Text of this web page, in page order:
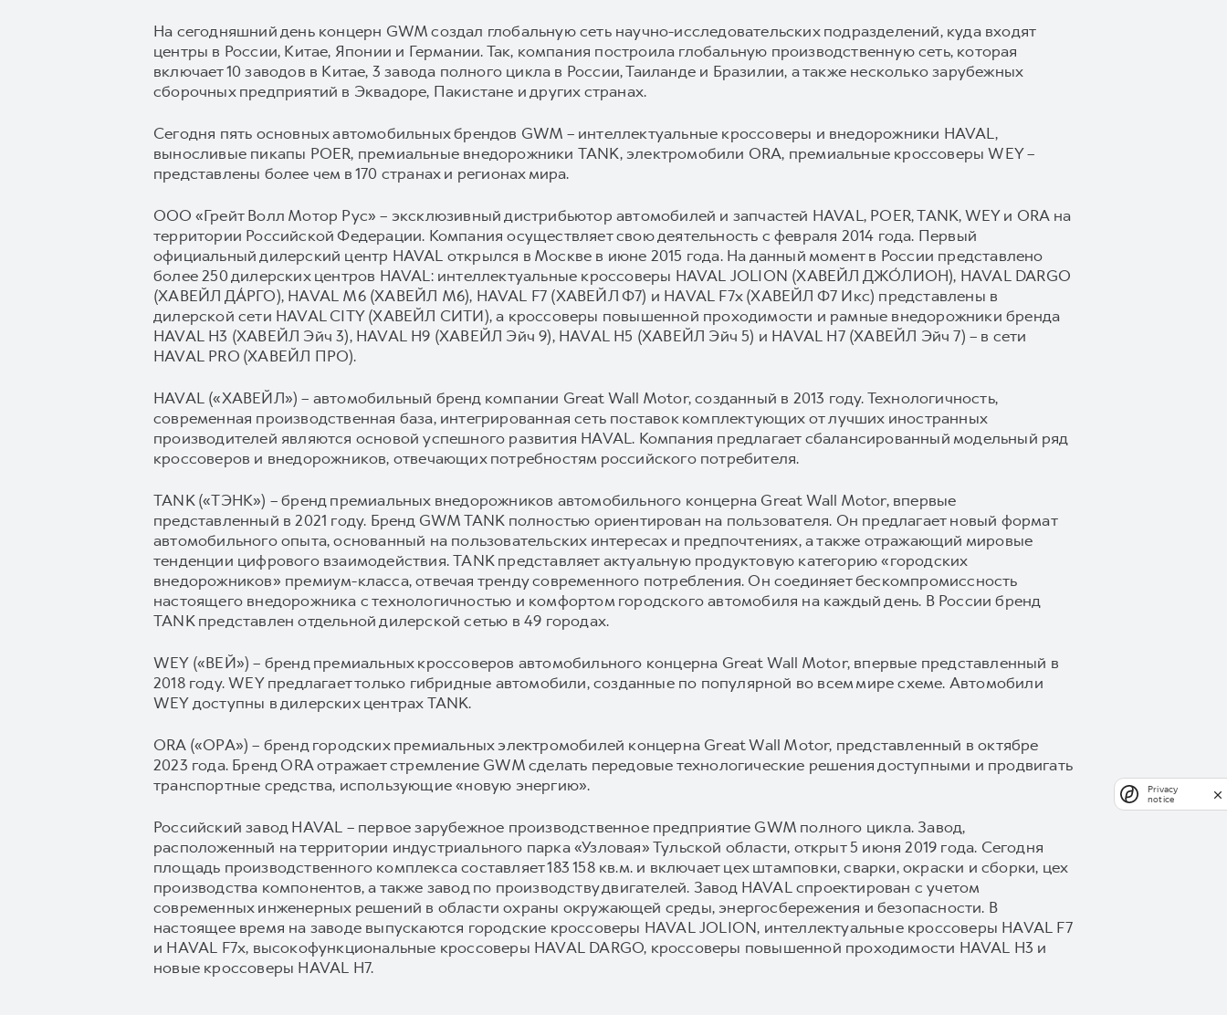
На сегодняшний день концерн GWM создал глобальную сеть научно-исследовательских подразделений, куда входят
центры в России, Китае, Японии и Германии. Так, компания построила глобальную производственную сеть, которая
включает 10 заводов в Китае, 3 завода полного цикла в России, Таиланде и Бразилии, а также несколько зарубежных
сборочных предприятий в Эквадоре, Пакистане и других странах.
Сегодня пять основных автомобильных брендов GWM – интеллектуальные кроссоверы и внедорожники HAVAL,
выносливые пикапы POER, премиальные внедорожники TANK, электромобили ORA, премиальные кроссоверы WEY –
представлены более чем в 170 странах и регионах мира.
ООО «Грейт Волл Мотор Рус» – эксклюзивный дистрибьютор автомобилей и запчастей HAVAL, POER, TANK, WEY и ORA на
территории Российской Федерации. Компания осуществляет свою деятельность с февраля 2014 года. Первый
официальный дилерский центр HAVAL открылся в Москве в июне 2015 года. На данный момент в России представлено
более 250 дилерских центров HAVAL: интеллектуальные кроссоверы HAVAL JOLION (ХАВЕЙЛ ДЖО́ЛИОН), HAVAL DARGO
(ХАВЕЙЛ ДА́РГО), HAVAL М6 (ХАВЕЙЛ M6), HAVAL F7 (ХАВЕЙЛ Ф7) и HAVAL F7x (ХАВЕЙЛ Ф7 Икс) представлены в
дилерской сети HAVAL CITY (ХАВЕЙЛ СИТИ), а кроссоверы повышенной проходимости и рамные внедорожники бренда
HAVAL H3 (ХАВЕЙЛ Эйч 3), HAVAL H9 (ХАВЕЙЛ Эйч 9), HAVAL H5 (ХАВЕЙЛ Эйч 5) и HAVAL H7 (ХАВЕЙЛ Эйч 7) – в сети
HAVAL PRO (ХАВЕЙЛ ПРО).
HAVAL («ХАВЕЙЛ») – автомобильный бренд компании Great Wall Motor, созданный в 2013 году. Технологичность,
современная производственная база, интегрированная сеть поставок комплектующих от лучших иностранных
производителей являются основой успешного развития HAVAL. Компания предлагает сбалансированный модельный ряд
кроссоверов и внедорожников, отвечающих потребностям российского потребителя.
TANK («ТЭНК») – бренд премиальных внедорожников автомобильного концерна Great Wall Motor, впервые
представленный в 2021 году. Бренд GWM TANK полностью ориентирован на пользователя. Он предлагает новый формат
автомобильного опыта, основанный на пользовательских интересах и предпочтениях, а также отражающий мировые
тенденции цифрового взаимодействия. TANK представляет актуальную продуктовую категорию «городских
внедорожников» премиум-класса, отвечая тренду современного потребления. Он соединяет бескомпромиссность
настоящего внедорожника с технологичностью и комфортом городского автомобиля на каждый день. В России бренд
TANK представлен отдельной дилерской сетью в 49 городах.
WEY («ВЕЙ») – бренд премиальных кроссоверов автомобильного концерна Great Wall Motor, впервые представленный в
2018 году. WEY предлагает только гибридные автомобили, созданные по популярной во всем мире схеме. Автомобили
WEY доступны в дилерских центрах TANK.
ORA («ОРА») – бренд городских премиальных электромобилей концерна Great Wall Motor, представленный в октябре
2023 года. Бренд ORA отражает стремление GWM сделать передовые технологические решения доступными и продвигать
транспортные средства, использующие «новую энергию».
Российский завод HAVAL – первое зарубежное производственное предприятие GWM полного цикла. Завод,
расположенный на территории индустриального парка «Узловая» Тульской области, открыт 5 июня 2019 года. Сегодня
площадь производственного комплекса составляет 183 158 кв.м. и включает цех штамповки, сварки, окраски и сборки, цех
производства компонентов, а также завод по производству двигателей. Завод HAVAL спроектирован с учетом
современных инженерных решений в области охраны окружающей среды, энергосбережения и безопасности. В
настоящее время на заводе выпускаются городские кроссоверы HAVAL JOLION, интеллектуальные кроссоверы HAVAL F7
и HAVAL F7x, высокофункциональные кроссоверы HAVAL DARGO, кроссоверы повышенной проходимости HAVAL H3 и
новые кроссоверы HAVAL H7.
Privacy
notice